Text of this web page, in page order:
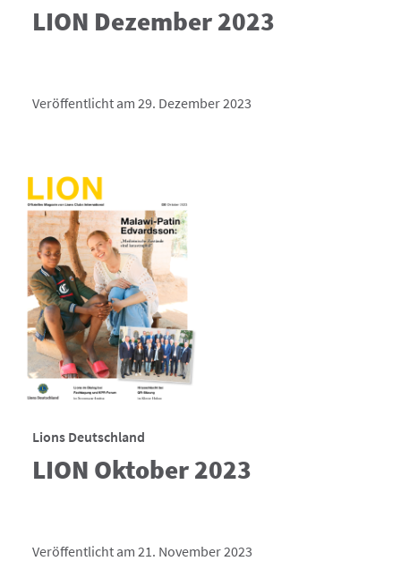
LION Dezember 2023
Veröffentlicht am 29. Dezember 2023
Lions Deutschland
LION Oktober 2023
Veröffentlicht am 21. November 2023